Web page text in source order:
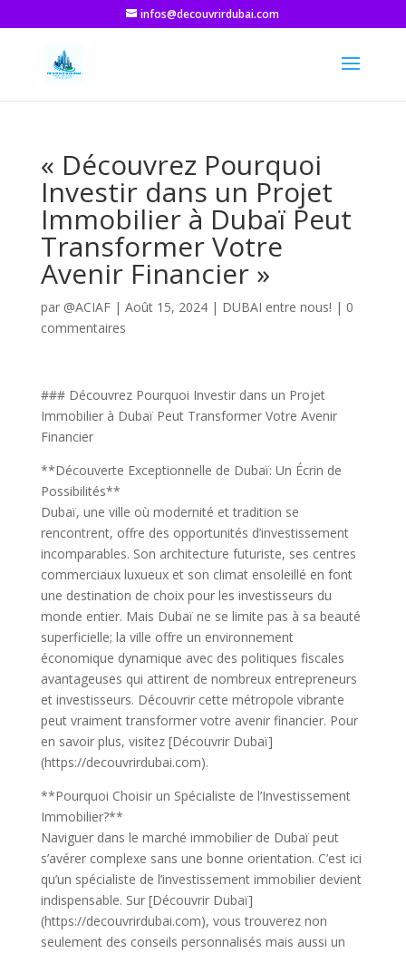
infos@decouvrirdubai.com
« Découvrez Pourquoi
Investir dans un Projet
Immobilier à Dubaï Peut
Transformer Votre
Avenir Financier »
par @ACIAF| Août 15, 2024| DUBAI entre nous! | 0
commentaires
### Découvrez Pourquoi Investir dans un Projet
Immobilier à Dubaï Peut Transformer Votre Avenir
Financier
**Découverte Exceptionnelle de Dubaï: Un Écrin de
Possibilités**
Dubaï, une ville où modernité et tradition se
rencontrent, offre des opportunités d’investissement
incomparables. Son architecture futuriste, ses centres
commerciaux luxueux et son climat ensoleillé en font
une destination de choix pour les investisseurs du
monde entier. Mais Dubaï ne se limite pas à sa beauté
superficielle; la ville offre un environnement
économique dynamique avec des politiques fiscales
avantageuses qui attirent de nombreux entrepreneurs
et investisseurs. Découvrir cette métropole vibrante
peut vraiment transformer votre avenir financier. Pour
en savoir plus, visitez [Découvrir Dubaï]
(https://decouvrirdubai.com).
**Pourquoi Choisir un Spécialiste de l’Investissement
Immobilier?**
Naviguer dans le marché immobilier de Dubaï peut
s’avérer complexe sans une bonne orientation. C’est ici
qu’un spécialiste de l’investissement immobilier devient
indispensable. Sur [Découvrir Dubaï]
(https://decouvrirdubai.com), vous trouverez non
seulement des conseils personnalisés mais aussi un